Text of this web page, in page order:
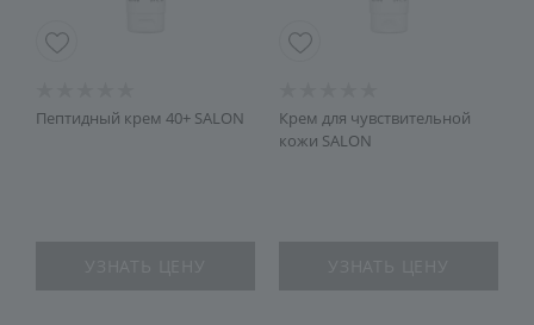
Пептидный крем 40+ SALON
Крем для чувствительной
кожи SALON